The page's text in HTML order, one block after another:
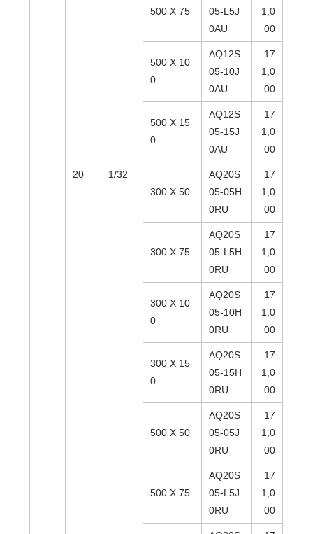
500 X 75
05-L5J
0AU
1,0
00
500 X 10
0
AQ12S
05-10J
0AU
17
1,0
00
500 X 15
0
AQ12S
05-15J
0AU
17
1,0
00
20
1/32
300 X 50
AQ20S
05-05H
0RU
17
1,0
00
300 X 75
AQ20S
05-L5H
0RU
17
1,0
00
300 X 10
0
AQ20S
05-10H
0RU
17
1,0
00
300 X 15
0
AQ20S
05-15H
0RU
17
1,0
00
500 X 50
AQ20S
05-05J
0RU
17
1,0
00
500 X 75
AQ20S
05-L5J
0RU
17
1,0
00